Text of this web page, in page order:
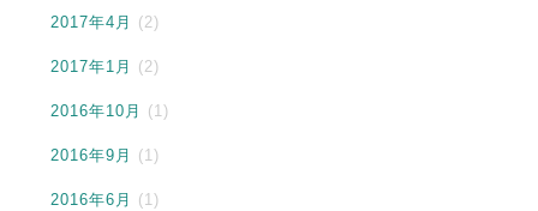
2017年4月 (2)
2017年1月 (2)
2016年10月 (1)
2016年9月 (1)
2016年6月 (1)